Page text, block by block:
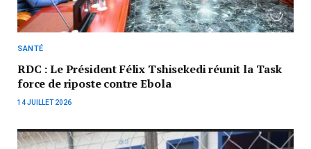
SANTÉ
RDC : Le Président Félix Tshisekedi réunit la Task
force de riposte contre Ebola
14 JUILLET 2026